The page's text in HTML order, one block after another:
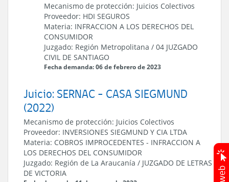
Mecanismo de protección: Juicios Colectivos
Proveedor: HDI SEGUROS
Materia: INFRACCION A LOS DERECHOS DEL
CONSUMIDOR
Juzgado: Región Metropolitana / 04 JUZGADO
CIVIL DE SANTIAGO
Fecha demanda: 06 de febrero de 2023
Juicio: SERNAC - CASA SIEGMUND
(2022)
Mecanismo de protección: Juicios Colectivos
Proveedor: INVERSIONES SIEGMUND Y CIA LTDA
Materia: COBROS IMPROCEDENTES - INFRACCION A
LOS DERECHOS DEL CONSUMIDOR
Juzgado: Región de La Araucanía / JUZGADO DE LETRAS
DE VICTORIA